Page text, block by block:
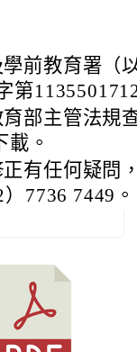
前教育署（
第
部主管法規
載。
有任何疑問
7736 7449。